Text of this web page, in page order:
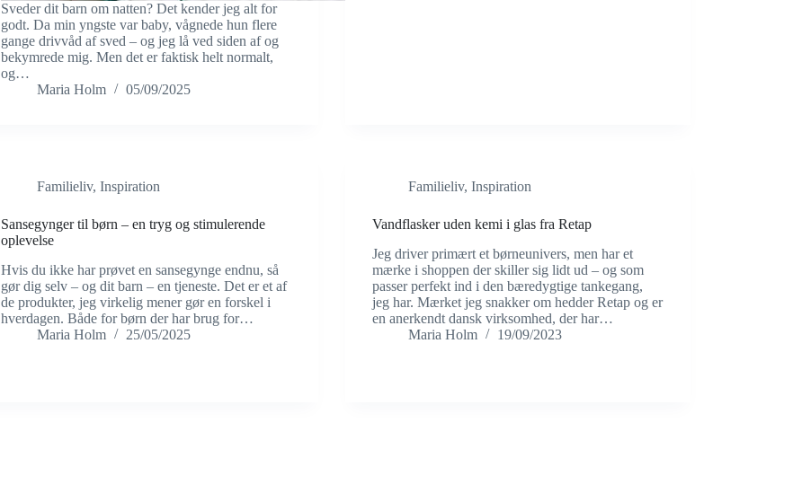
Sveder dit barn om natten? Det kender jeg alt for
godt. Da min yngste var baby, vågnede hun flere
gange drivvåd af sved – og jeg lå ved siden af og
bekymrede mig. Men det er faktisk helt normalt,
og…
Maria Holm
05/09/2025
Familieliv,Inspiration
Sansegynger til børn – en tryg og stimulerende
oplevelse
Hvis du ikke har prøvet en sansegynge endnu, så
gør dig selv – og dit barn – en tjeneste. Det er et af
de produkter, jeg virkelig mener gør en forskel i
hverdagen. Både for børn der har brug for…
Maria Holm
25/05/2025
Familieliv,Inspiration
Vandflasker uden kemi i glas fra Retap
Jeg driver primært et børneunivers, men har et
mærke i shoppen der skiller sig lidt ud – og som
passer perfekt ind i den bæredygtige tankegang,
jeg har. Mærket jeg snakker om hedder Retap og er
en anerkendt dansk virksomhed, der har…
Maria Holm
19/09/2023